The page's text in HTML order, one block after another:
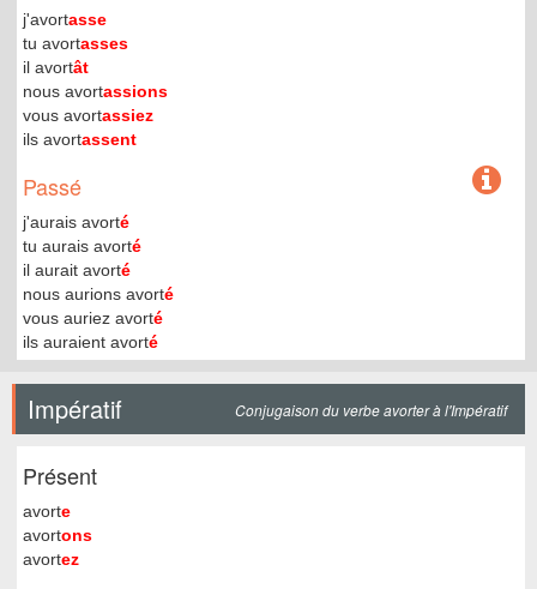
j'avortasse
tu avortasses
il avortât
nous avortassions
vous avortassiez
ils avortassent
Passé
j'aurais avorté
tu aurais avorté
il aurait avorté
nous aurions avorté
vous auriez avorté
ils auraient avorté
Impératif Conjugaison du verbe avorter à l'Impératif
Présent
avorte
avortons
avortez